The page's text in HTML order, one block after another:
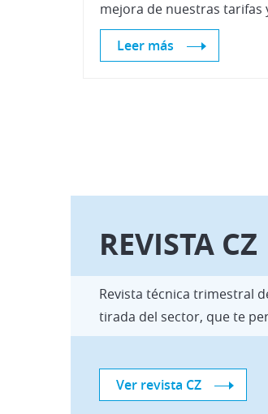
Leer más
REVISTA CZ
Revista técnica trimestral
tirada del sector, que te
Ver revista CZ